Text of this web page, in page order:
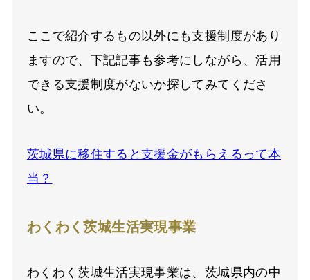
ここで紹介するもの以外にも支援制度があり
ますので、下記記事も参考にしながら、活用
できる支援制度がないか探してみてくださ
い。
茨城県に移住すると支援金がもらえるって本
当？
わくわく茨城生活実現事業
わくわく茨城生活実現事業は、茨城県内の中